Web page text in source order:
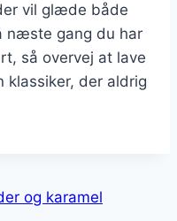
vil glæde både
næste gang du har
så overvej at lave
klassiker, der aldrig
og karamel